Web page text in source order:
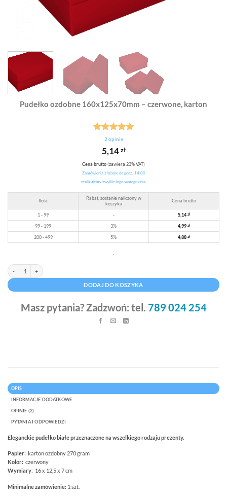
Pudełko ozdobne 160x125x70mm – czerwone, karton
Oceniony
5.00 na 5
podstawie
oceny
klienta
2 opinie
5,14 zł
Cena brutto(zawiera 23% VAT)
Zamówienia złożone do godz. 14.00
realizujemy zwykle tego samego dnia.
Ilość
Rabat, zostanie naliczony w
koszyku
Cena brutto
1 - 99 - 5,14 zł
99 - 199 3% 4,99 zł
200 - 499 5% 4,88 zł
ilość Pudełko ozdobne 160x125x70mm - czerwone, karton
DODAJ DO KOSZYKA
Masz pytania? Zadzwoń: tel. 789 024 254
OPIS
INFORMACJE DODATKOWE
OPINIE (2)
PYTANIA I ODPOWIEDZI
Eleganckie pudełko białe przeznaczone na wszelkiego rodzaju prezenty.
Papier: karton ozdobny 270 gram
Kolor: czerwony
Wymiary: 16 x 12,5 x 7 cm
Minimalne zamówienie: 1 szt.